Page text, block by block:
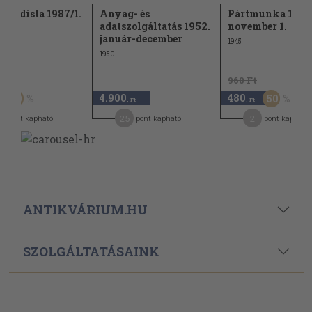
1987/1.
50
pont kapható
Anyag- és
adatszolgáltatás 1952.
január-december
1950
4.900 ,-Ft
pont kapható
Pártmunka
november 1.
1945
960 Ft
480 ,-Ft 50
pont kapható
ANTIKVÁRIUM.HU
SZOLGÁLTATÁSAINK